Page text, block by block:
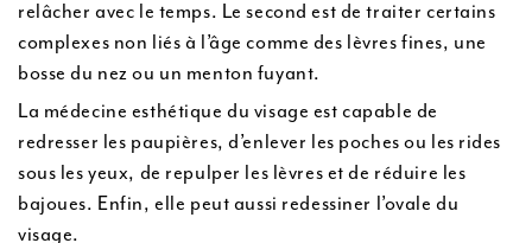
relâcher avec le temps. Le second est de traiter certains
complexes non liés à l’âge comme des lèvres fines, une
bosse du nez ou un menton fuyant.
La médecine esthétique du visage est capable de
redresser les paupières, d’enlever les poches ou les rides
sous les yeux, de repulper les lèvres et de réduire les
bajoues. Enfin, elle peut aussi redessiner l’ovale du
visage.